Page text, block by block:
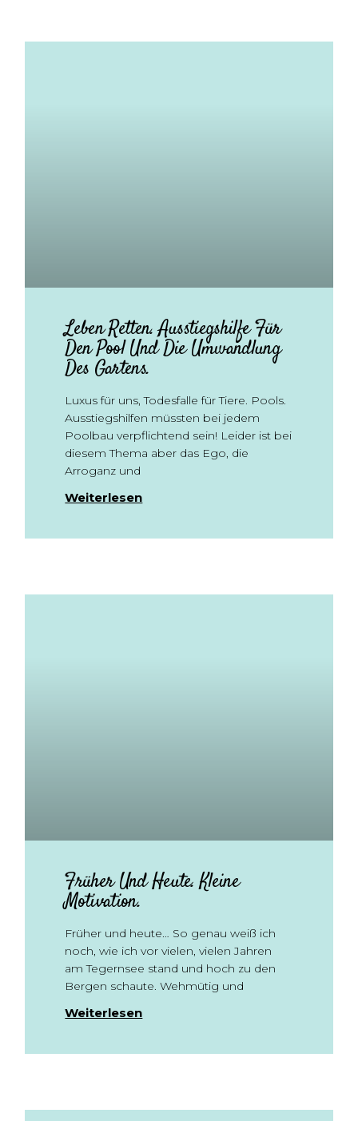
Leben Retten. Ausstiegshilfe Für
Den Pool Und Die Umwandlung
Des Gartens.
Luxus für uns, Todesfalle für Tiere. Pools.
Ausstiegshilfen müssten bei jedem
Poolbau verpflichtend sein! Leider ist bei
diesem Thema aber das Ego, die
Arroganz und
Weiterlesen
Früher Und Heute. Kleine
Motivation.
Früher und heute… So genau weiß ich
noch, wie ich vor vielen, vielen Jahren
am Tegernsee stand und hoch zu den
Bergen schaute. Wehmütig und
Weiterlesen